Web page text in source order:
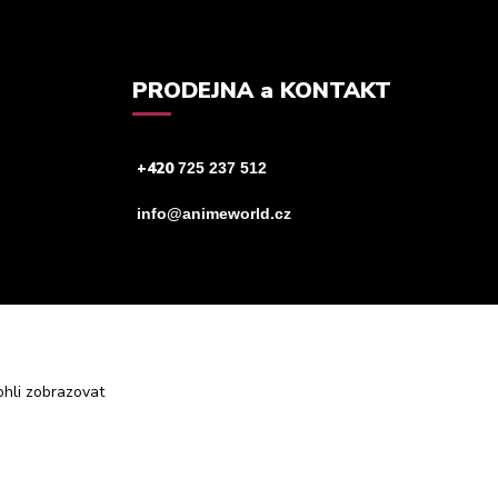
PRODEJNA a KONTAKT
+420725 237 512
info@animeworld.cz
zobrazovat